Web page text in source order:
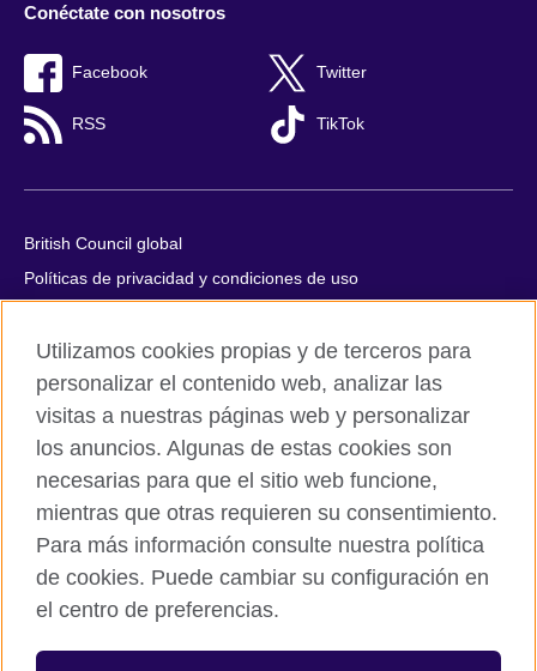
Conéctate con nosotros
Facebook Twitter
RSS TikTok
British Council global
Políticas de privacidad y condiciones de uso
Cookies
Quejas y comentarios
Mapa del sitio
© 2026 British Council
All cultural activities in Mexico are carried out by British Council
Asociados A.C., a not-for-profit entity established to undertake
cultural activities, including the promotion and diffusion of British
culture in Mexico, the fostering of cultural relations and mutual
understanding, the promotion of the English language, and the
forms of cooperation between the United Kingdom and Mexico.
Utilizamos cookies propias y de terceros para
personalizar el contenido web, analizar las
visitas a nuestras páginas web y personalizar
los anuncios. Algunas de estas cookies son
necesarias para que el sitio web funcione,
mientras que otras requieren su consentimiento.
Para más información consulte nuestra política
de cookies. Puede cambiar su configuración en
el centro de preferencias.